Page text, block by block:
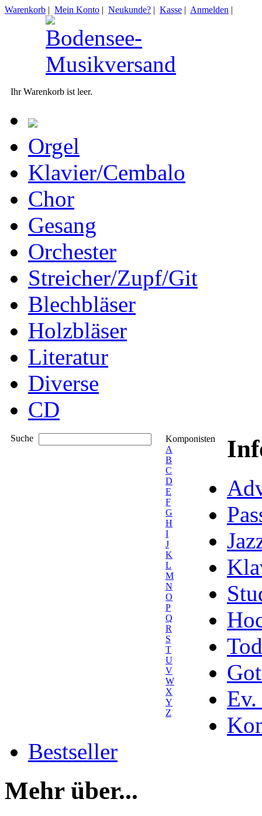
Warenkorb | Mein Konto | Neukunde? | Kasse | Anmelden |
Ihr Warenkorb ist leer.
Orgel
Klavier/Cembalo
Chor
Gesang
Orchester
Streicher/Zupf/Git
Blechbläser
Holzbläser
Literatur
Diverse
CD
Suche
Komponisten
A
B
C
D
E
F
G
H
I
J
K
L
M
N
O
P
Q
R
S
T
U
V
W
X
Y
Z
Ev.
Bestseller
Mehr über...